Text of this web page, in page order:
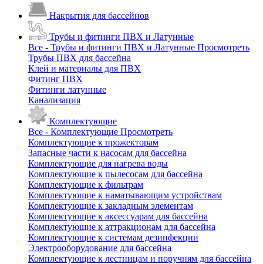
Накрытия для бассейнов
Трубы и фитинги ПВХ и Латунные
Все - Трубы и фитинги ПВХ и Латунные Просмотреть
Трубы ПВХ для бассейна
Клей и материалы для ПВХ
Фитинг ПВХ
Фитинги латунные
Канализация
Комплектующие
Все - Комплектующие Просмотреть
Комплектующие к прожекторам
Запасные части к насосам для бассейна
Комплектующие для нагрева воды
Комплектующие к пылесосам для бассейна
Комплектующие к фильтрам
Комплектующие к наматывающим устройствам
Комплектующие к закладным элементам
Комплектующие к аксессуарам для бассейна
Комплектующие к аттракционам для бассейна
Комплектующие к системам дезинфекции
Электрооборудование для бассейна
Комплектующие к лестницам и поручням для бассейна